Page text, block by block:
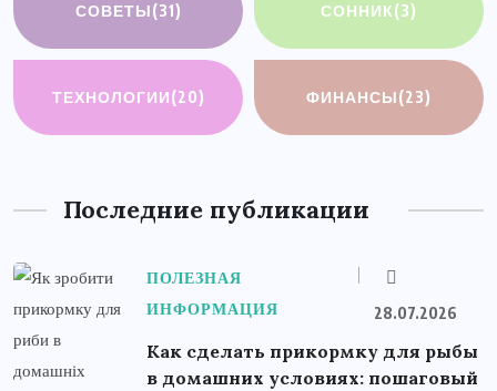
СОВЕТЫ(31) СОННИК(3)
ТЕХНОЛОГИИ(20) ФИНАНСЫ(23)
Последние публикации
ПОЛЕЗНАЯ
ИНФОРМАЦИЯ
28.07.2026
Как сделать прикормку для рыбы
в домашних условиях: пошаговый